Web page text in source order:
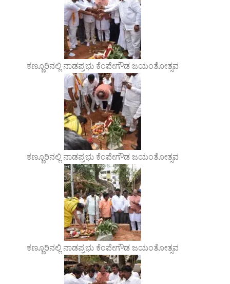
ಕಣ್ಣೂರಿನಲ್ಲಿ ನಾಡಪ್ರಭು ಕೆಂಪೇಗೌಡ ಜಯಂತೋತ್ಸವ
ಕಣ್ಣೂರಿನಲ್ಲಿ ನಾಡಪ್ರಭು ಕೆಂಪೇಗೌಡ ಜಯಂತೋತ್ಸವ
ಕಣ್ಣೂರಿನಲ್ಲಿ ನಾಡಪ್ರಭು ಕೆಂಪೇಗೌಡ ಜಯಂತೋತ್ಸವ